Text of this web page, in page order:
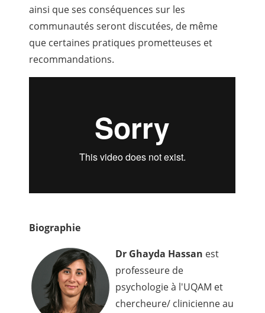
ainsi que ses conséquences sur les
communautés seront discutées, de même
que certaines pratiques prometteuses et
recommandations.
Biographie
Dr Ghayda Hassan est
professeure de
psychologie à l'UQAM et
chercheure/ clinicienne au